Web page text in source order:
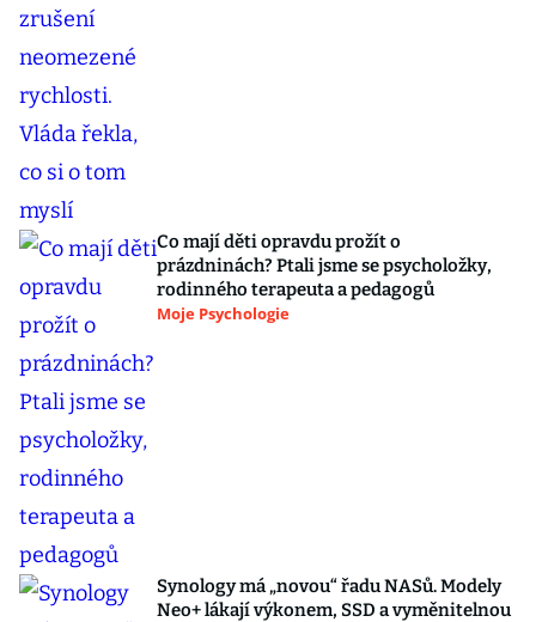
Co mají děti opravdu prožít o
prázdninách? Ptali jsme se psycholožky,
rodinného terapeuta a pedagogů
Moje Psychologie
Synology má „novou“ řadu NASů. Modely
Neo+ lákají výkonem, SSD a vyměnitelnou